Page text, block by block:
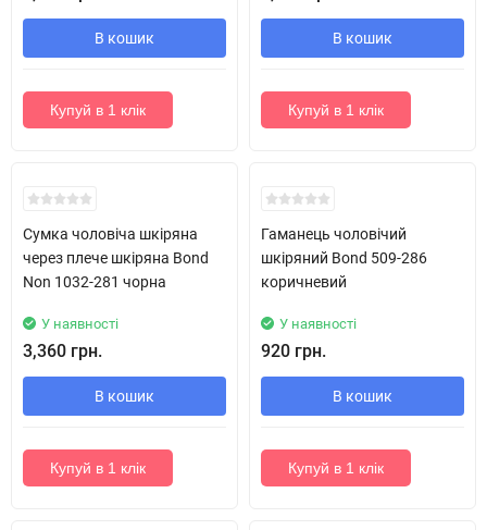
В кошик
Купуй в 1 клік
В кошик
Купуй в 1 клік
Новинка!
Сумка чоловіча шкіряна
через плече шкіряна Bond
Non 1032-281 чорна
У наявності
3,360 грн.
В кошик
Купуй в 1 клік
Гаманець чоловічий
шкіряний Bond 509-286
коричневий
У наявності
920 грн.
В кошик
Купуй в 1 клік